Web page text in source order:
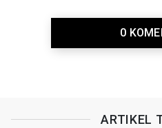
0
ARTIKEL